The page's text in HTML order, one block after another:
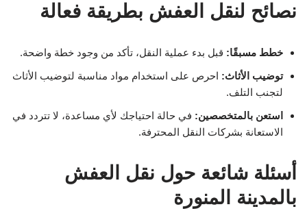
نصائح لنقل العفش بطريقة فعالة
خطط مسبقًا: قبل بدء عملية النقل، تأكد من وجود خطة واضحة.
توضيب الأثاث: احرص على استخدام مواد مناسبة لتوضيب الأثاث
لتجنب التلف.
استعن بالمتخصصين: في حالة احتياجك لأي مساعدة، لا تتردد في
الاستعانة بشركات النقل المحترفة.
أسئلة شائعة حول نقل العفش
بالمدينة المنورة